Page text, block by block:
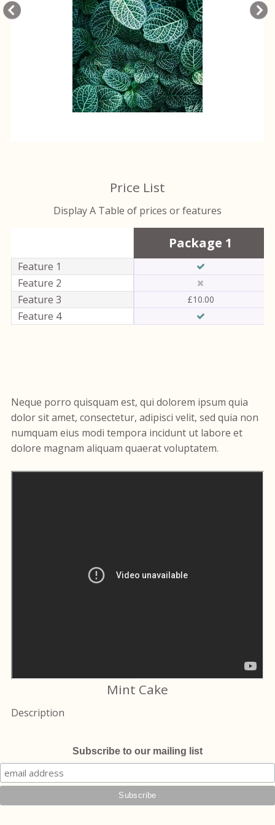
Price List
Display A Table of prices or features
Package 1
Feature 1
Feature 2
Feature 3
£10.00
Feature 4
Neque porro quisquam est, qui dolorem ipsum quia
dolor sit amet, consectetur, adipisci velit, sed quia non
numquam eius modi tempora incidunt ut labore et
dolore magnam aliquam quaerat voluptatem.
Mint Cake
Description
Subscribe to our mailing list